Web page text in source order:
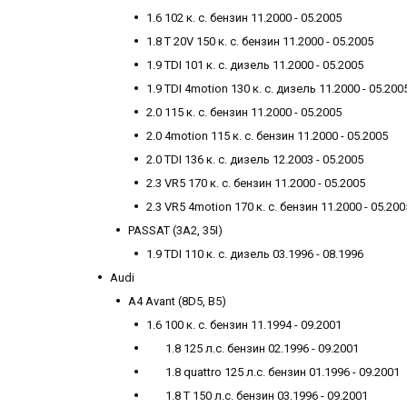
1.6 102 к. с. бензин 11.2000 - 05.2005
1.8 T 20V 150 к. с. бензин 11.2000 - 05.2005
1.9 TDI 101 к. с. дизель 11.2000 - 05.2005
1.9 TDI 4motion 130 к. с. дизель 11.2000 -
2.0 115 к. с. бензин 11.2000 - 05.2005
2.0 4motion 115 к. с. бензин 11.2000 - 05.2005
2.0 TDI 136 к. с. дизель 12.2003 - 05.2005
2.3 VR5 170 к. с. бензин 11.2000 - 05.2005
2.3 VR5 4motion 170 к. с. бензин 11.2000 -
PASSAT (3A2, 35I)
1.9 TDI 110 к. с. дизель 03.1996 - 08.1996
Audi
A4 Avant (8D5, B5)
1.6 100 к. с. бензин 11.1994 - 09.2001
1.8 125 л.с. бензин 02.1996 - 09.2001
1.8 quattro 125 л.с. бензин 01.1996 - 09.2001
1.8 T 150 л.с. бензин 03.1996 - 09.2001